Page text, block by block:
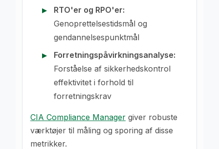
RTO'er og RPO'er:
Genoprettelsestidsmål og
gendannelsespunktmål
Forretningspåvirkningsanalyse:
Forståelse af sikkerhedskontrol
effektivitet i forhold til
forretningskrav
CIA Compliance Manager giver robuste
værktøjer til måling og sporing af disse
metrikker.